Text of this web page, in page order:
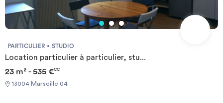
PARTICULIER STUDIO
Location particulier à particulier, stu...
23 m² - 535 €CC
13004 Marseille 04